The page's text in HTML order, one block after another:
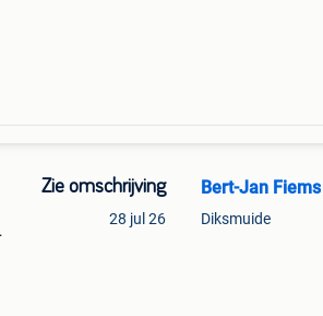
Zie omschrijving
28 jul 26
Bert-Jan Fiems
Diksmuide